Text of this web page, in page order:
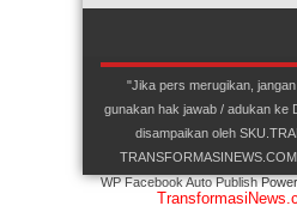
"Jika pers merugikan,
gunakan hak jawab / adukan ke
disampaikan oleh
WP Facebook Auto Publish